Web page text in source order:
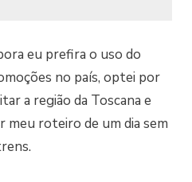
eu prefira o uso do
no país, optei por
a região da Toscana e
meu roteiro de um dia sem